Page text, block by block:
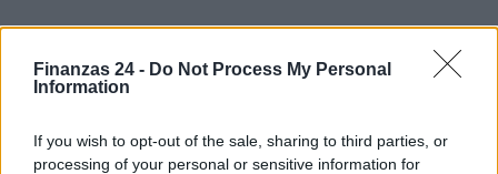
Finanzas 24 - Do Not Process My Personal
Information
If you wish to opt-out of the sale, sharing to third parties, or
processing of your personal or sensitive information for
Sigue leyendo
FINANZAS